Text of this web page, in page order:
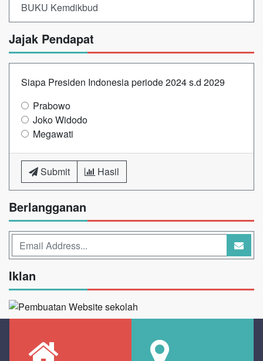
BUKU Kemdikbud
Jajak Pendapat
Siapa Presiden Indonesia periode 2024 s.d 2029
Prabowo
Joko Widodo
Megawati
Submit Hasil
Berlangganan
Iklan